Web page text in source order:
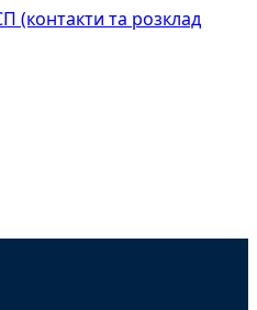
(контакти та розклад